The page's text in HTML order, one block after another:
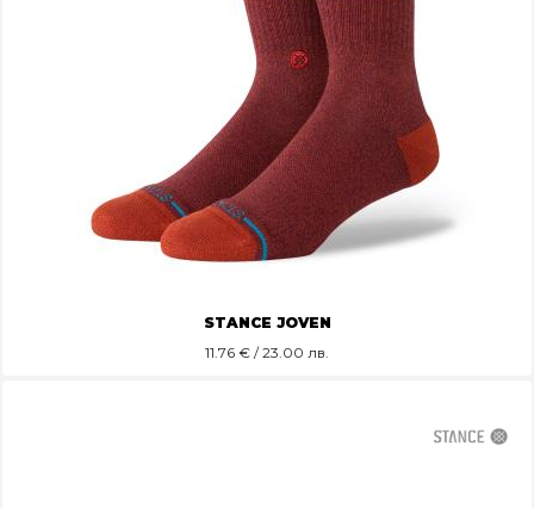
STANCE JOVEN
11.76 € / 23.00 лв.